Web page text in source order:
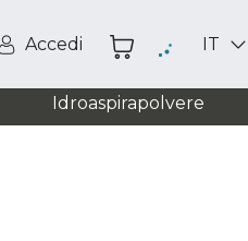
Accedi IT
Idroaspirapolvere